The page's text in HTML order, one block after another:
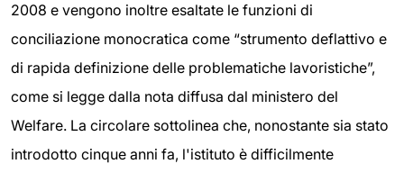
2008 e vengono inoltre esaltate le funzioni di
conciliazione monocratica come “strumento deflattivo e
di rapida definizione delle problematiche lavoristiche”,
come si legge dalla nota diffusa dal ministero del
Welfare. La circolare sottolinea che, nonostante sia stato
introdotto cinque anni fa, l'istituto è difficilmente